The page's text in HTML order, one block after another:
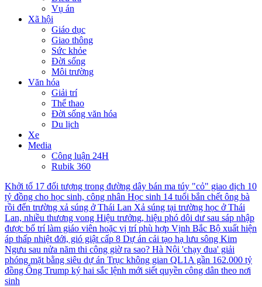
Vụ án
Xã hội
Giáo dục
Giao thông
Sức khỏe
Đời sống
Môi trường
Văn hóa
Giải trí
Thể thao
Đời sống văn hóa
Du lịch
Xe
Media
Công luận 24H
Rubik 360
Khởi tố 17 đối tượng trong đường dây bán ma túy "cỏ" giao dịch 10
tỷ đồng cho học sinh, công nhân Học sinh 14 tuổi bắn chết ông bà
rồi đến trường xả súng ở Thái Lan Xả súng tại trường học ở Thái
Lan, nhiều thương vong Hiệu trưởng, hiệu phó dôi dư sau sáp nhập
được bố trí làm giáo viên hoặc vị trí phù hợp Vịnh Bắc Bộ xuất hiện
áp thấp nhiệt đới, gió giật cấp 8 Dự án cải tạo hạ lưu sông Kim
Ngưu sau nửa năm thi công giờ ra sao? Hà Nội 'chạy đua' giải
phóng mặt bằng siêu dự án Trục không gian QL1A gần 162.000 tỷ
đồng Ông Trump ký hai sắc lệnh mới siết quyền công dân theo nơi
sinh